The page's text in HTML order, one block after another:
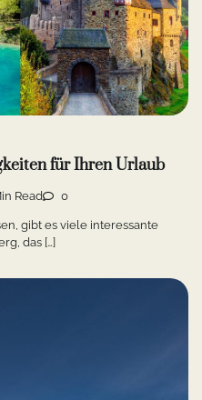
für Ihren Urlaub
Read 0
gibt es viele interessante
das […]